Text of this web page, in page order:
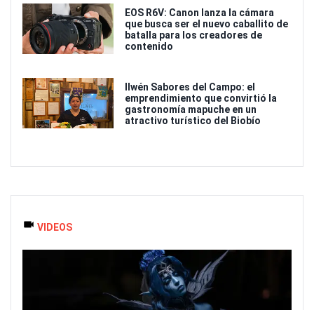
EOS R6V: Canon lanza la cámara
que busca ser el nuevo caballito de
batalla para los creadores de
contenido
Ilwén Sabores del Campo: el
emprendimiento que convirtió la
gastronomía mapuche en un
atractivo turístico del Biobío
VIDEOS